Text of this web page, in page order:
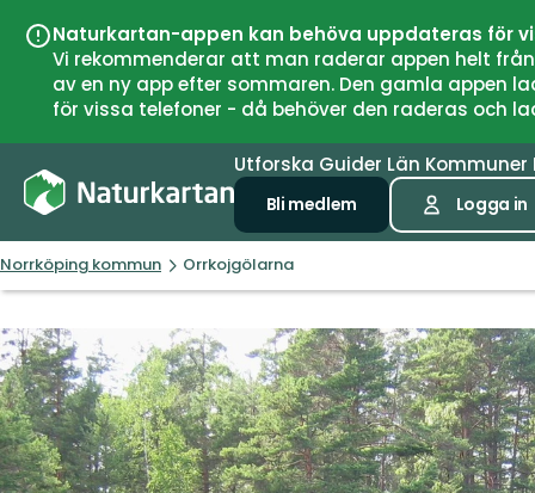
Naturkartan-appen kan behöva uppdateras för
Vi rekommenderar att man raderar appen helt
av en ny app efter sommaren. Den gamla
för vissa telefoner - då behöver den raderas och
Utforska Guider Län Kommuner
Bli medlem Logga in
Norrköping kommun Orrkojgölarna